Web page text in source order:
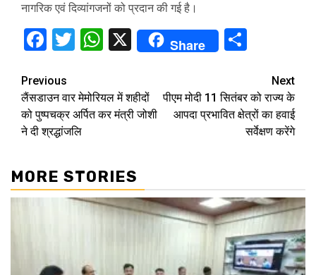
नागरिक एवं दिव्यांगजनों को प्रदान की गई है।
Facebook
TwitterWhatsApp
X Share
Continue
Reading
Previous
लैंसडाउन वार मेमोरियल में शहीदों
को पुष्पचक्र अर्पित कर मंत्री जोशी
ने दी श्रद्धांजलि
Next
पीएम मोदी 11 सितंबर को राज्य के
आपदा प्रभावित क्षेत्रों का हवाई
सर्वेक्षण करेंगे
MORE STORIES